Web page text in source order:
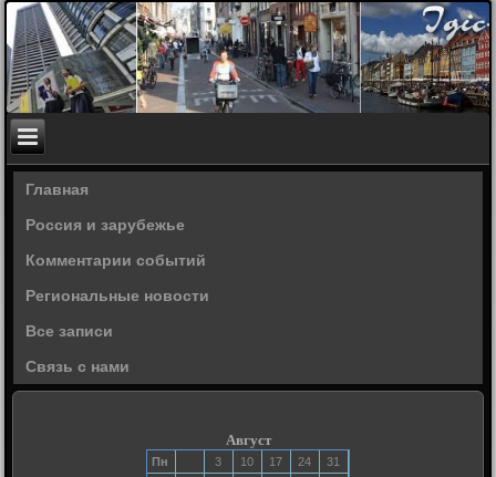
Главная
Россия и зарубежье
Комментарии событий
Региональные новости
Все записи
Связь с нами
Август
Пн 3 10 17 24
31